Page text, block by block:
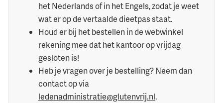
het Nederlands of in het Engels, zodat je weet
wat er op de vertaalde dieetpas staat.
Houd er bij het bestellen in de webwinkel
rekening mee dat het kantoor op vrijdag
gesloten is!
Heb je vragen over je bestelling? Neem dan
contact op via
ledenadministratie@glutenvrij.nl.